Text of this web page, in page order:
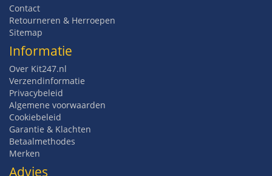
Contact
Retourneren & Herroepen
Sitemap
Informatie
Over Kit247.nl
Verzendinformatie
Privacybeleid
Algemene voorwaarden
Cookiebeleid
Garantie & Klachten
Betaalmethodes
Merken
Advies